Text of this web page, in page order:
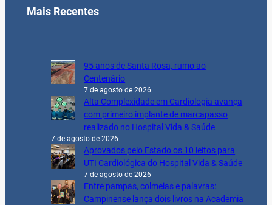
Mais Recentes
95 anos de Santa Rosa, rumo ao
Centenário
7 de agosto de 2026
Alta Complexidade em Cardiologia avança
com primeiro implante de marcapasso
realizado no Hospital Vida & Saúde
7 de agosto de 2026
Aprovados pelo Estado os 10 leitos para
UTI Cardiológica do Hospital Vida & Saúde
7 de agosto de 2026
Entre pampas, colmeias e palavras:
Campinense lança dois livros na Academia